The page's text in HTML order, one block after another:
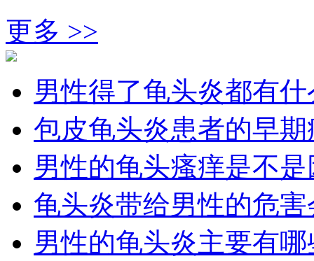
更多 >>
男性得了龟头炎都有
包皮龟头炎患者的早
男性的龟头瘙痒是不
龟头炎带给男性的危
男性的龟头炎主要有